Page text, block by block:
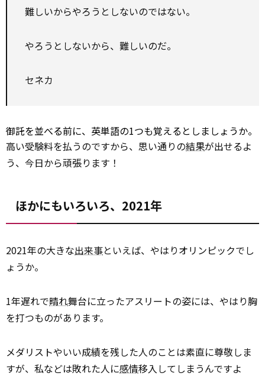
難しいからやろうとしないのではない。
やろうとしないから、難しいのだ。
セネカ
御託を並べる前に、英単語の1つも覚えるとしましょうか。
高い受験料を払うのですから、思い通りの結果が出せるよ
う、今日から頑張ります！
ほかにもいろいろ、2021年
2021年の大きな出来事といえば、やはりオリンピックでし
ょうか。
1年遅れで晴れ舞台に立ったアスリートの姿には、やはり胸
を打つものがあります。
メダリストやいい成績を残した人のことは素直に尊敬しま
すが、私などは敗れた人に感情移入してしまうんですよ